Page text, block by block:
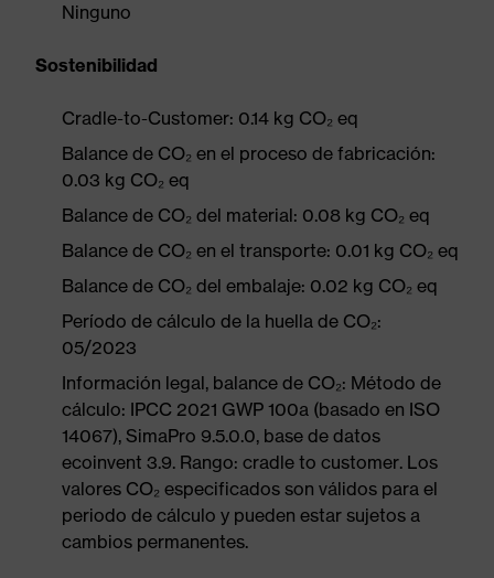
Ninguno
Sostenibilidad
Cradle-to-Customer: 0.14 kg CO₂ eq
Balance de CO₂ en el proceso de fabricación:
0.03 kg CO₂ eq
Balance de CO₂ del material: 0.08 kg CO₂ eq
Balance de CO₂ en el transporte: 0.01 kg CO₂ eq
Balance de CO₂ del embalaje: 0.02 kg CO₂ eq
Período de cálculo de la huella de CO₂:
05/2023
Información legal, balance de CO₂: Método de
cálculo: IPCC 2021 GWP 100a (basado en ISO
14067), SimaPro 9.5.0.0, base de datos
ecoinvent 3.9. Rango: cradle to customer. Los
valores CO₂ especificados son válidos para el
periodo de cálculo y pueden estar sujetos a
cambios permanentes.